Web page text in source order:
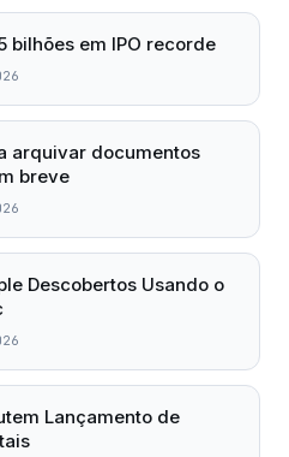
bilhões em IPO recorde
arquivar documentos
breve
Descobertos Usando o
Lançamento de